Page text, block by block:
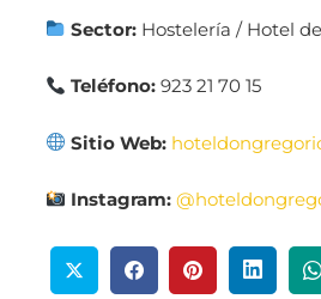
Sector:Hostelería / Hotel
Teléfono:923 21 70 15
Sitio Web:
Instagram: